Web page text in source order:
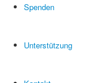
Spenden
Unterstützung